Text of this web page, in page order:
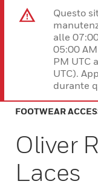
Questo
alle
05:00
PM UTC
UTC).
durante
FOOTWEAR
Oliver
Laces